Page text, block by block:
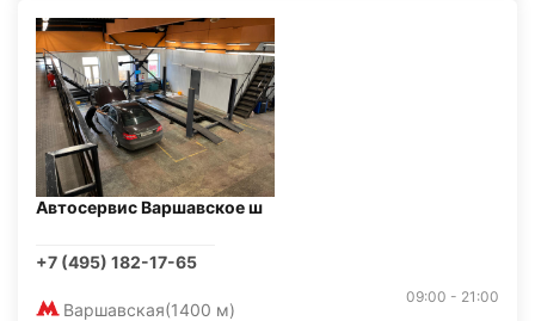
Автосервис Варшавское ш
+7 (495) 182-17-65
Варшавская(1400 м)
09:00 - 21:00